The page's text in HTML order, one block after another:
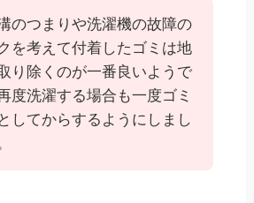
のつまりや洗濯機の故障の
を考えて付着したゴミは地
り除くのが一番良いようで
度洗濯する場合も一度ゴミ
してからするようにしまし